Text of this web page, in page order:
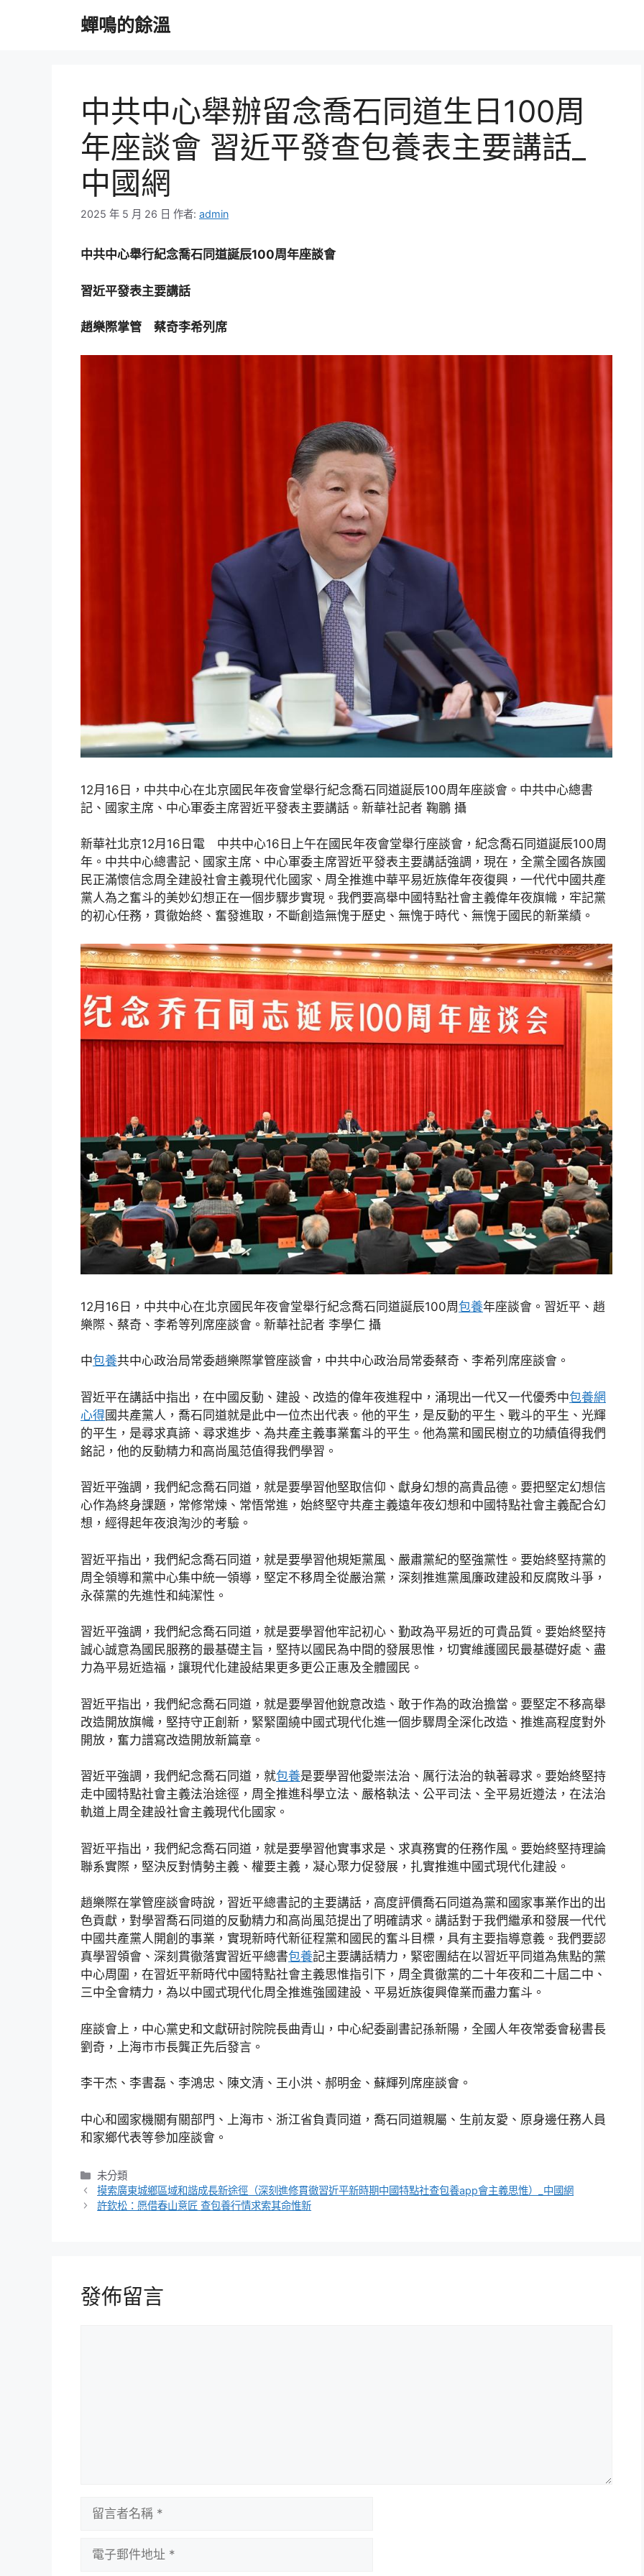
蟬鳴的餘溫
中共中心舉辦留念喬石同道生日100周
年座談會 習近平發查包養表主要講話_
中國網
2025 年 5 月 26 日 作者: admin
中共中心舉行紀念喬石同道誕辰100周年座談會
習近平發表主要講話
趙樂際掌管 蔡奇李希列席
12月16日，中共中心在北京國民年夜會堂舉行紀念喬石同道誕辰100周年座談會。中共中心總書
記、國家主席、中心軍委主席習近平發表主要講話。新華社記者 鞠鵬 攝
新華社北京12月16日電 中共中心16日上午在國民年夜會堂舉行座談會，紀念喬石同道誕辰100周
年。中共中心總書記、國家主席、中心軍委主席習近平發表主要講話強調，現在，全黨全國各族國
民正滿懷信念周全建設社會主義現代化國家、周全推進中華平易近族偉年夜復興，一代代中國共產
黨人為之奮斗的美妙幻想正在一個步驟步實現。我們要高舉中國特點社會主義偉年夜旗幟，牢記黨
的初心任務，貫徹始終、奮發進取，不斷創造無愧于歷史、無愧于時代、無愧于國民的新業績。
12月16日，中共中心在北京國民年夜會堂舉行紀念喬石同道誕辰100周包養年座談會。習近平、趙
樂際、蔡奇、李希等列席座談會。新華社記者 李學仁 攝
中包養共中心政治局常委趙樂際掌管座談會，中共中心政治局常委蔡奇、李希列席座談會。
習近平在講話中指出，在中國反動、建設、改造的偉年夜進程中，涌現出一代又一代優秀中包養網
心得國共產黨人，喬石同道就是此中一位杰出代表。他的平生，是反動的平生、戰斗的平生、光輝
的平生，是尋求真諦、尋求進步、為共產主義事業奮斗的平生。他為黨和國民樹立的功績值得我們
銘記，他的反動精力和高尚風范值得我們學習。
習近平強調，我們紀念喬石同道，就是要學習他堅取信仰、獻身幻想的高貴品德。要把堅定幻想信
心作為終身課題，常修常煉、常悟常進，始終堅守共產主義遠年夜幻想和中國特點社會主義配合幻
想，經得起年夜浪淘沙的考驗。
習近平指出，我們紀念喬石同道，就是要學習他規矩黨風、嚴肅黨紀的堅強黨性。要始終堅持黨的
周全領導和黨中心集中統一領導，堅定不移周全從嚴治黨，深刻推進黨風廉政建設和反腐敗斗爭，
永葆黨的先進性和純潔性。
習近平強調，我們紀念喬石同道，就是要學習他牢記初心、勤政為平易近的可貴品質。要始終堅持
誠心誠意為國民服務的最基礎主旨，堅持以國民為中間的發展思惟，切實維護國民最基礎好處、盡
力為平易近造福，讓現代化建設結果更多更公正惠及全體國民。
習近平指出，我們紀念喬石同道，就是要學習他銳意改造、敢于作為的政治擔當。要堅定不移高舉
改造開放旗幟，堅持守正創新，緊緊圍繞中國式現代化進一個步驟周全深化改造、推進高程度對外
開放，奮力譜寫改造開放新篇章。
習近平強調，我們紀念喬石同道，就包養是要學習他愛崇法治、厲行法治的執著尋求。要始終堅持
走中國特點社會主義法治途徑，周全推進科學立法、嚴格執法、公平司法、全平易近遵法，在法治
軌道上周全建設社會主義現代化國家。
習近平指出，我們紀念喬石同道，就是要學習他實事求是、求真務實的任務作風。要始終堅持理論
聯系實際，堅決反對情勢主義、權要主義，凝心聚力促發展，扎實推進中國式現代化建設。
趙樂際在掌管座談會時說，習近平總書記的主要講話，高度評價喬石同道為黨和國家事業作出的出
色貢獻，對學習喬石同道的反動精力和高尚風范提出了明確請求。講話對于我們繼承和發展一代代
中國共產黨人開創的事業，實現新時代新征程黨和國民的奮斗目標，具有主要指導意義。我們要認
真學習領會、深刻貫徹落實習近平總書包養記主要講話精力，緊密團結在以習近平同道為焦點的黨
中心周圍，在習近平新時代中國特點社會主義思惟指引下，周全貫徹黨的二十年夜和二十屆二中、
三中全會精力，為以中國式現代化周全推進強國建設、平易近族復興偉業而盡力奮斗。
座談會上，中心黨史和文獻研討院院長曲青山，中心紀委副書記孫新陽，全國人年夜常委會秘書長
劉奇，上海市市長龔正先后發言。
李干杰、李書磊、李鴻忠、陳文清、王小洪、郝明金、蘇輝列席座談會。
中心和國家機關有關部門、上海市、浙江省負責同道，喬石同道親屬、生前友愛、原身邊任務人員
和家鄉代表等參加座談會。
分
類
未分類
摸索廣東城鄉區域和諧成長新途徑（深刻進修貫徹習近平新時期中國特點社查包養app會主義思惟）_中國網
許欽松：愿借春山意匠 查包養行情求索其命惟新
發佈留言